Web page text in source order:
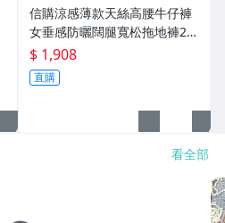
信購涼感薄款天絲高腰牛仔褲
女垂感防曬闊腿寬松拖地褲26
夏新款
$ 1,908
直購
看全部